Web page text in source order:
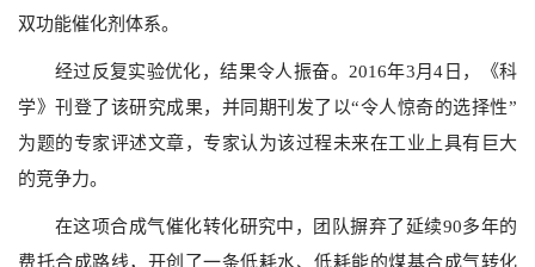
双功能催化剂体系。
经过反复实验优化，结果令人振奋。2016年3月4日，《科
学》刊登了该研究成果，并同期刊发了以“令人惊奇的选择性”
为题的专家评述文章，专家认为该过程未来在工业上具有巨大
的竞争力。
在这项合成气催化转化研究中，团队摒弃了延续90多年的
费托合成路线，开创了一条低耗水、低耗能的煤基合成气转化